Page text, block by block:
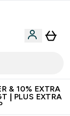
& 10% EXTRA
| PLUS EXTRA